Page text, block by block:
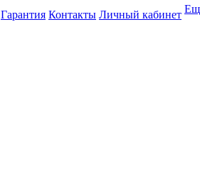
Гарантия Контакты Личный кабинет